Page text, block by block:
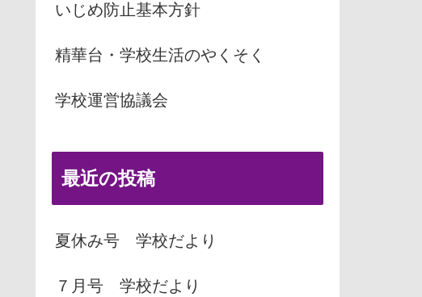
いじめ防止基本方針
精華台・学校生活のやくそく
学校運営協議会
最近の投稿
夏休み号 学校だより
７月号 学校だより